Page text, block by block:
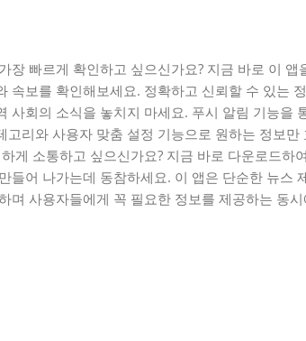
장 빠르게 확인하고 싶으신가요? 지금 바로 이 앱
속보를 확인해보세요. 정확하고 신뢰할 수 있는
사회의 소식을 놓치지 마세요. 푸시 알림 기능을
고리와 사용자 맞춤 설정 기능으로 원하는 정보만
게 소통하고 싶으신가요? 지금 바로 다운로드하
들어 나가는데 동참하세요. 이 앱은 단순한 뉴스
며 사용자들에게 꼭 필요한 정보를 제공하는 동